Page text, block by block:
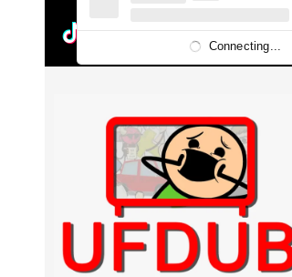
UFDUBTOK Connecting...